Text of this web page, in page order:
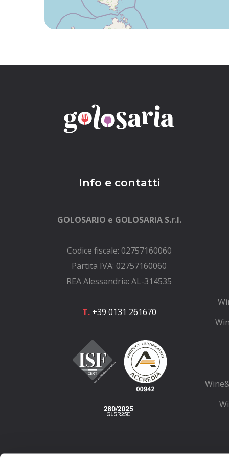
Info e contatti
GOLOSARIO e GOLOSARIA S.r.l.
Codice fiscale: 02757160060
Partita IVA: 02757160060
REA Alessandria: AL-314535
T.+39 0131 261670